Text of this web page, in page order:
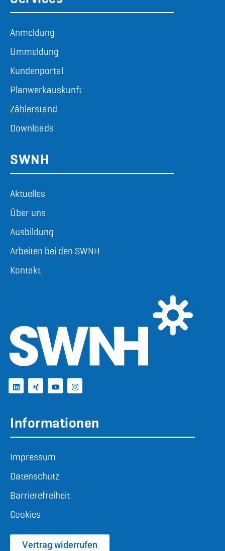
Anmeldung
Ummeldung
Kundenportal
Planwerkauskunft
Zählerstand
Downloads
SWNH
Aktuelles
Über uns
Ausbildung
Arbeiten bei den SWNH
Kontakt
Informationen
Impressum
Datenschutz
Barrierefreiheit
Cookies
Vertrag widerrufen